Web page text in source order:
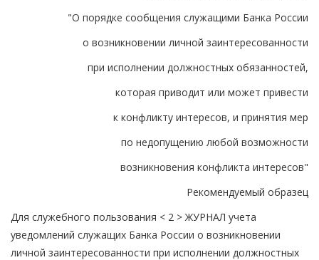
"О порядке сообщения служащими Банка России
о возникновении личной заинтересованности
при исполнении должностных обязанностей,
которая приводит или может привести
к конфликту интересов, и принятия мер
по недопущению любой возможности
возникновения конфликта интересов"
Рекомендуемый образец
Для служебного пользования < 2 > ЖУРНАЛ учета
уведомлений служащих Банка России о возникновении
личной заинтересованности при исполнении должностных